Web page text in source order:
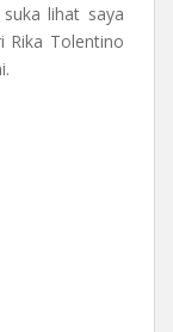
lihat saya
Rika Tolentino